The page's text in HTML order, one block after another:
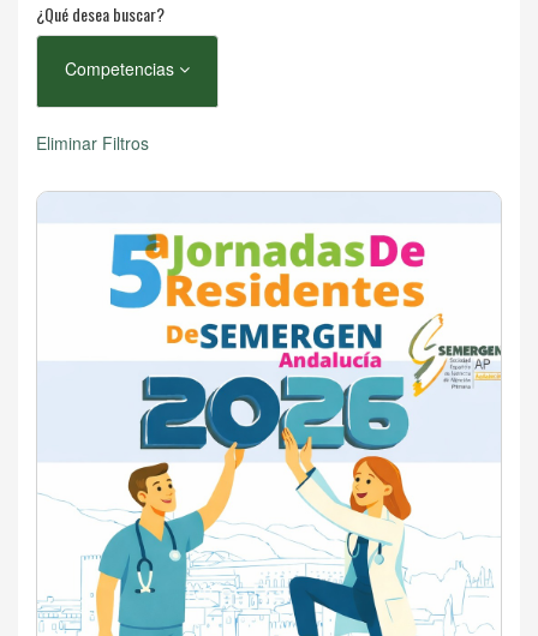
¿Qué desea buscar?
Competencias
Eliminar Filtros